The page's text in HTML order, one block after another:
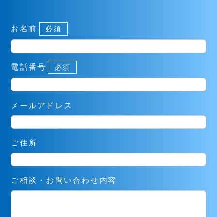
お名前 必須
電話番号 必須
メールアドレス
ご住所
ご相談・お問い合わせ内容